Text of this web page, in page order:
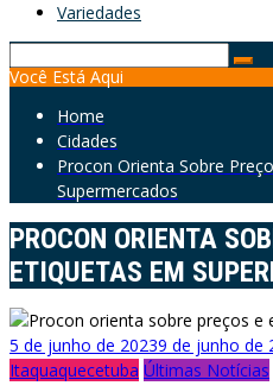
Variedades
for:
Você Está Aqui
Home
Cidades
Procon Orienta Sobre
Supermercados
PROCON ORIENTA
ETIQUETAS EM
5 de junho de 20239 de junho de
Itaquaquecetuba Últimas Notícias